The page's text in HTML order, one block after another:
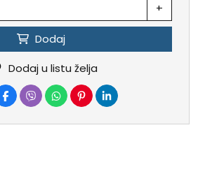
+
Dodaj
Dodaj u listu želja